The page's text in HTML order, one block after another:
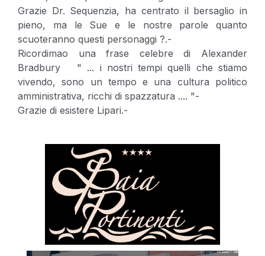
Grazie Dr. Sequenzia, ha centrato il bersaglio in
pieno, ma le Sue e le nostre parole quanto
scuoteranno questi personaggi ?.-
Ricordimao una frase celebre di Alexander
Bradbury " ... i nostri tempi quelli che stiamo
vivendo, sono un tempo e una cultura politico
amministrativa, ricchi di spazzatura .... "-
Grazie di esistere Lipari.-